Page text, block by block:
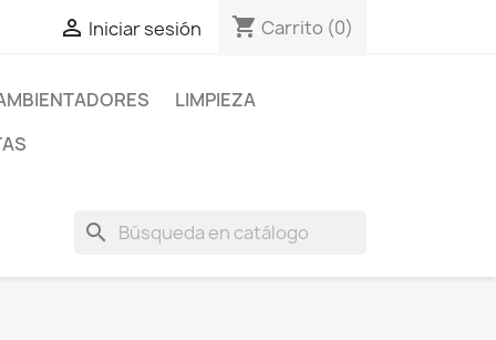
 Iniciar sesión shopping_cart Carrito (0)
LIMPIEZA
search